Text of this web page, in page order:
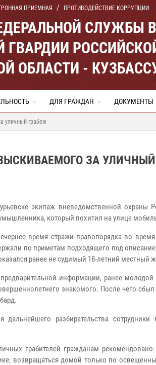
ПРИЕМНАЯ ПРОТИВОДЕЙСТВИЕ КОРРУПЦИИ
СЛУЖБЫ
ГВАРДИИ
ОБЛАСТИ -
ДЛЯ ГРАЖДАН ДОКУМЕНТЫ
уличный грабеж
ЗА
экипаж вневедомственной охраны
который похитил на улице
время стражи правопорядка во
по приметам подходящего под
ранее не судимый 18-летний местный
информации, ранее
знакомого. После чего
дальнейшего разбирательства
грабителей гражданам
возвращаться домой только по